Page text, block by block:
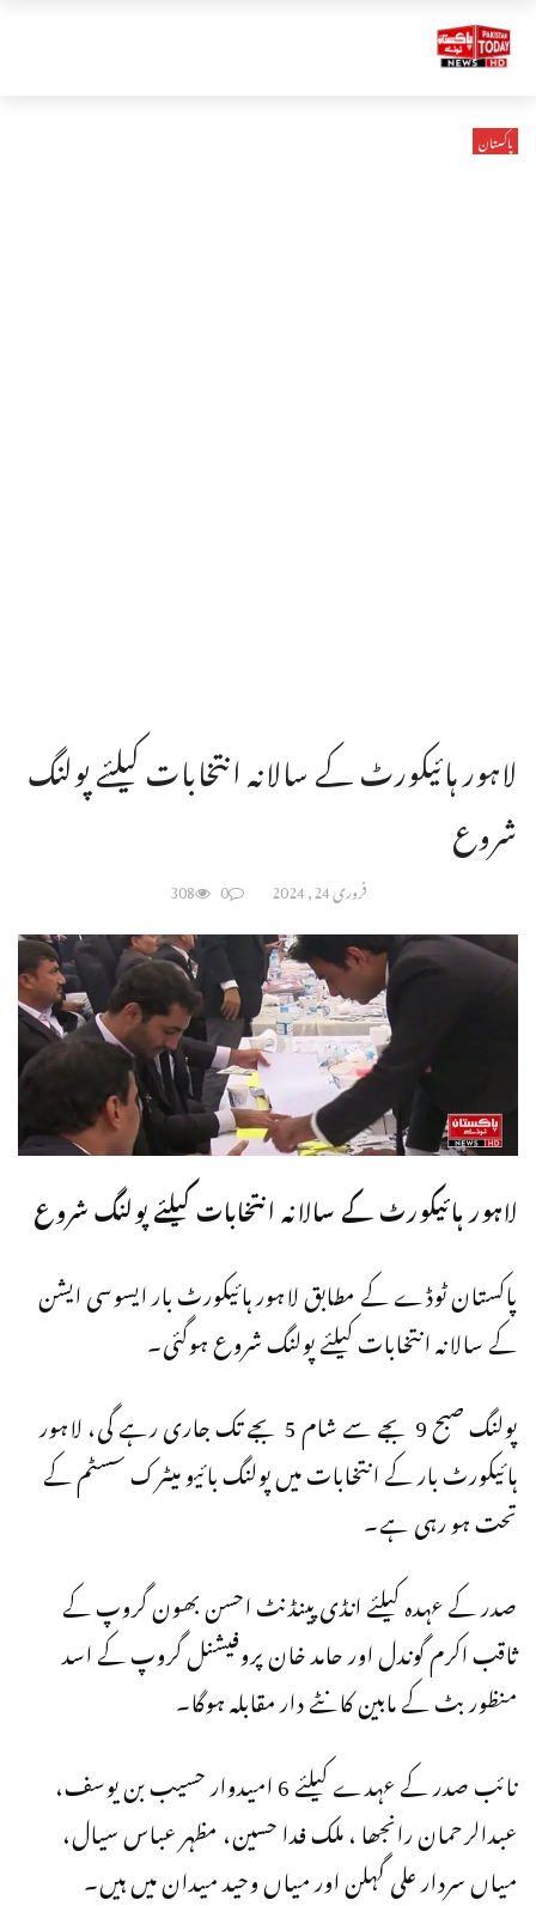
پاکستان
لاہور ہائیکورٹ کے سالانہ انتخابات کیلئے پولنگ
شروع
فروری 24, 2024 0
308
لاہور ہائیکورٹ کے سالانہ انتخابات کیلئے پولنگ شروع
پاکستان ٹوڈے کے مطابق لاہور ہائیکورٹ بار ایسوسی ایشن
کے سالانہ انتخابات کیلئے پولنگ شروع ہوگئی۔
پولنگ صبح 9 بجے سے شام 5 بجے تک جاری رہے گی، لاہور
ہائیکورٹ بار کے انتخابات میں پولنگ بائیو میٹرک سسٹم کے
تحت ہو رہی ہے۔
صدر کے عہدہ کیلئے انڈی پینڈنٹ احسن بھون گروپ کے
ثاقب اکرم گوندل اور حامد خان پروفیشنل گروپ کے اسد
منظور بٹ کے مابین کانٹے دار مقابلہ ہوگا۔
نائب صدر کے عہدے کیلئے 6 امیدوار حسیب بن یوسف،
عبدالرحمان رانجھا ، ملک فدا حسین، مظہر عباس سیال،
میاں سردار علی گہلن اور میاں وحید میدان میں ہیں۔